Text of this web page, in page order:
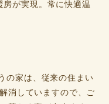
が実現。常に快適温
の家は、従来の住まい
消していますので、ご